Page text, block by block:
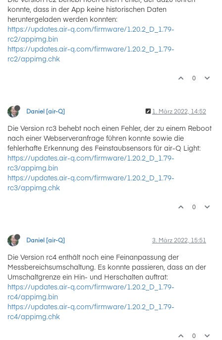
konnte, dass in der App keine historischen Daten
heruntergeladen werden konnten:
https://updates.air-q.com/firmware/1.20.2_D_1.79-
rc2/appimg.bin
https://updates.air-q.com/firmware/1.20.2_D_1.79-
rc2/appimg.chk
0
Daniel [air-Q] 1. März 2022, 14:52
Die Version rc3 behebt noch einen Fehler, der zu einem Reboot
nach einer Webserveranfrage führen konnte sowie die
fehlerhafte Erkennung des Feinstaubsensors für air-Q Light:
https://updates.air-q.com/firmware/1.20.2_D_1.79-
rc3/appimg.bin
https://updates.air-q.com/firmware/1.20.2_D_1.79-
rc3/appimg.chk
0
Daniel [air-Q] 3. März 2022, 15:51
Die Version rc4 enthält noch eine Feinanpassung der
Messbereichsumschaltung. Es konnte passieren, dass an der
Umschaltgrenze ein Hin- und Herschalten auftrat:
https://updates.air-q.com/firmware/1.20.2_D_1.79-
rc4/appimg.bin
https://updates.air-q.com/firmware/1.20.2_D_1.79-
rc4/appimg.chk
0